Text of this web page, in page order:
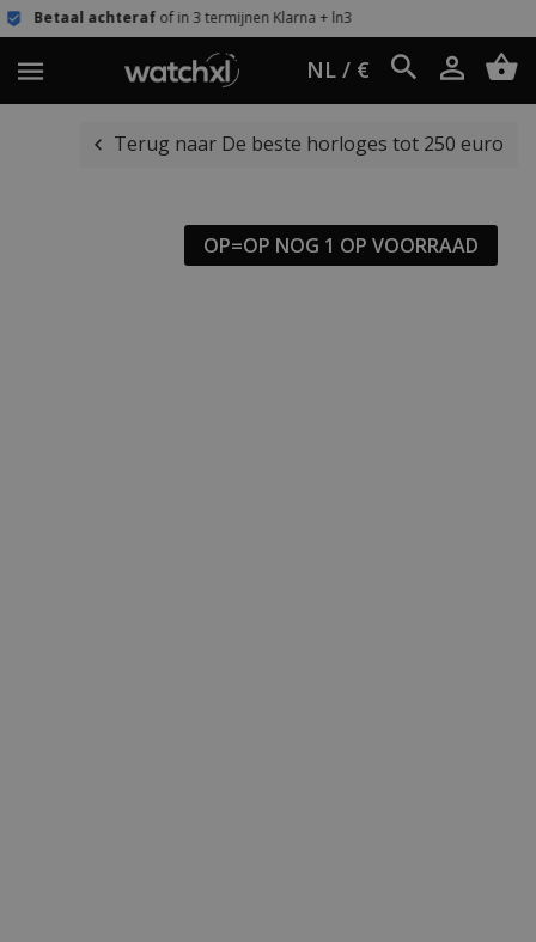
of in 3 termijnen Klarna + ln3
NL / €
Terug naar De beste horloges tot 250 euro
OP=OP NOG 1 OP VOORRAAD